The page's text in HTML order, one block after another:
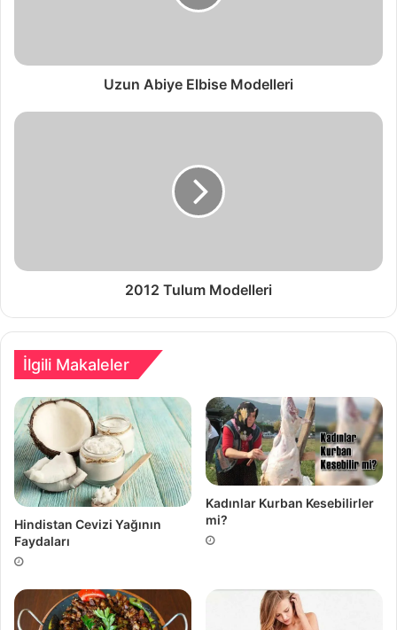
Uzun Abiye Elbise Modelleri
2012 Tulum Modelleri
İlgili Makaleler
Hindistan Cevizi Yağının
Faydaları
Kadınlar Kurban Kesebilirler
mi?